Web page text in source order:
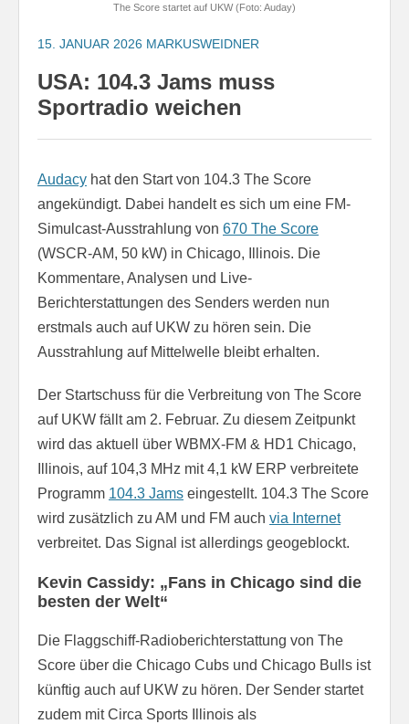
The Score startet auf UKW (Foto: Auday)
15. JANUAR 2026 MARKUSWEIDNER
USA: 104.3 Jams muss
Sportradio weichen
Audacy hat den Start von 104.3 The Score
angekündigt. Dabei handelt es sich um eine FM-
Simulcast-Ausstrahlung von 670 The Score
(WSCR-AM, 50 kW) in Chicago, Illinois. Die
Kommentare, Analysen und Live-
Berichterstattungen des Senders werden nun
erstmals auch auf UKW zu hören sein. Die
Ausstrahlung auf Mittelwelle bleibt erhalten.
Der Startschuss für die Verbreitung von The Score
auf UKW fällt am 2. Februar. Zu diesem Zeitpunkt
wird das aktuell über WBMX-FM & HD1 Chicago,
Illinois, auf 104,3 MHz mit 4,1 kW ERP verbreitete
Programm 104.3 Jams eingestellt. 104.3 The Score
wird zusätzlich zu AM und FM auch via Internet
verbreitet. Das Signal ist allerdings geogeblockt.
Kevin Cassidy: „Fans in Chicago sind die
besten der Welt“
Die Flaggschiff-Radioberichterstattung von The
Score über die Chicago Cubs und Chicago Bulls ist
künftig auch auf UKW zu hören. Der Sender startet
zudem mit Circa Sports Illinois als